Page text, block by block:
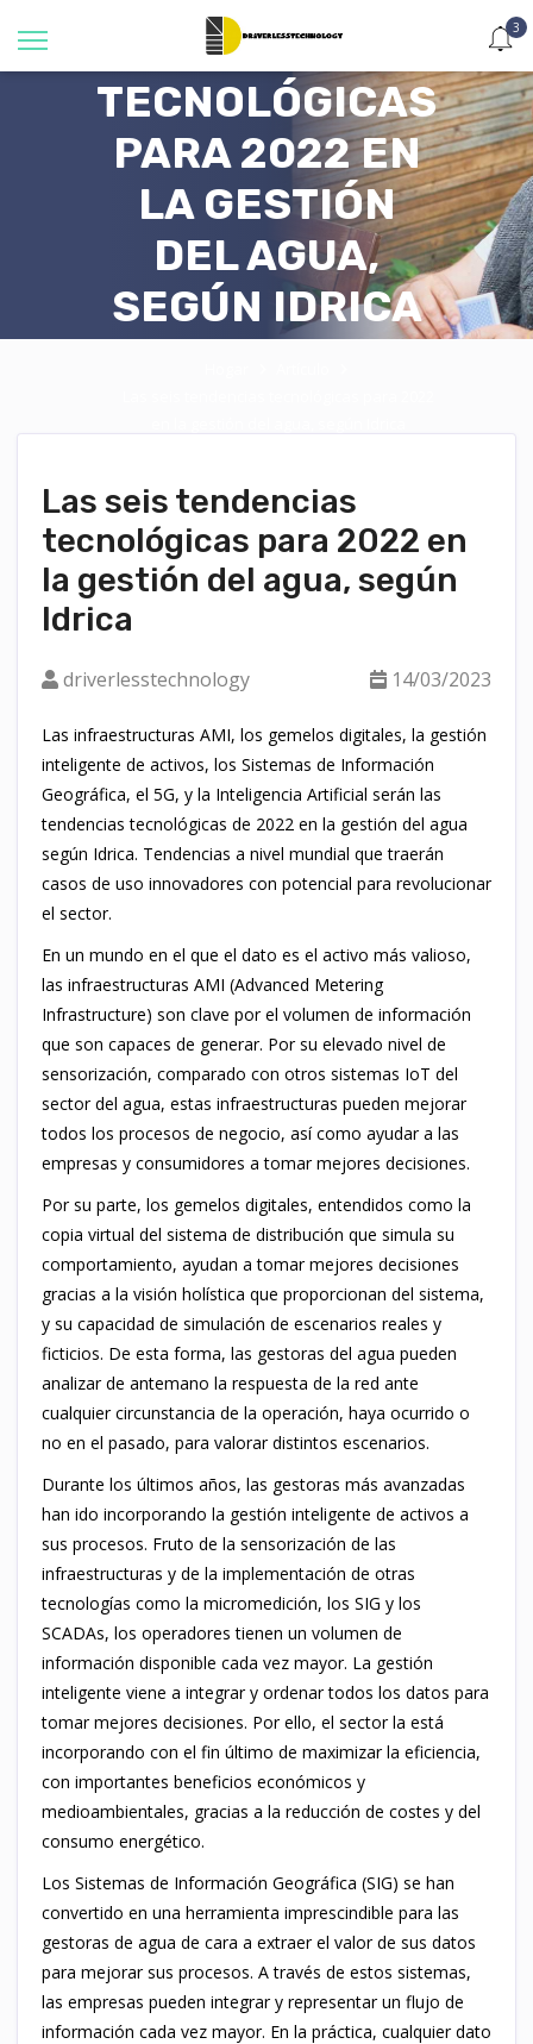
3
TENDENCIAS
TECNOLÓGICAS
PARA 2022 EN
LA GESTIÓN
DEL AGUA,
SEGÚN IDRICA
Las seis tendencias
tecnológicas para 2022 en
la gestión del agua, según
Idrica
driverlesstechnology 14/03/2023
Las infraestructuras AMI, los gemelos digitales, la gestión
inteligente de activos, los Sistemas de Información
Geográfica, el 5G, y la Inteligencia Artificial serán las
tendencias tecnológicas de 2022 en la gestión del agua
según Idrica. Tendencias a nivel mundial que traerán
casos de uso innovadores con potencial para revolucionar
el sector.
En un mundo en el que el dato es el activo más valioso,
las infraestructuras AMI (Advanced Metering
Infrastructure) son clave por el volumen de información
que son capaces de generar. Por su elevado nivel de
sensorización, comparado con otros sistemas IoT del
sector del agua, estas infraestructuras pueden mejorar
todos los procesos de negocio, así como ayudar a las
empresas y consumidores a tomar mejores decisiones.
Por su parte, los gemelos digitales, entendidos como la
copia virtual del sistema de distribución que simula su
comportamiento, ayudan a tomar mejores decisiones
gracias a la visión holística que proporcionan del sistema,
y su capacidad de simulación de escenarios reales y
ficticios. De esta forma, las gestoras del agua pueden
analizar de antemano la respuesta de la red ante
cualquier circunstancia de la operación, haya ocurrido o
no en el pasado, para valorar distintos escenarios.
Durante los últimos años, las gestoras más avanzadas
han ido incorporando la gestión inteligente de activos a
sus procesos. Fruto de la sensorización de las
infraestructuras y de la implementación de otras
tecnologías como la micromedición, los SIG y los
SCADAs, los operadores tienen un volumen de
información disponible cada vez mayor. La gestión
inteligente viene a integrar y ordenar todos los datos para
tomar mejores decisiones. Por ello, el sector la está
incorporando con el fin último de maximizar la eficiencia,
con importantes beneficios económicos y
medioambientales, gracias a la reducción de costes y del
consumo energético.
Los Sistemas de Información Geográfica (SIG) se han
convertido en una herramienta imprescindible para las
gestoras de agua de cara a extraer el valor de sus datos
para mejorar sus procesos. A través de estos sistemas,
las empresas pueden integrar y representar un flujo de
información cada vez mayor. En la práctica, cualquier dato